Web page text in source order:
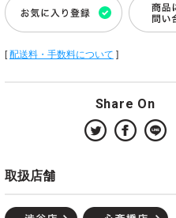
[配送料・手数料について ]
Share On
取扱店舗